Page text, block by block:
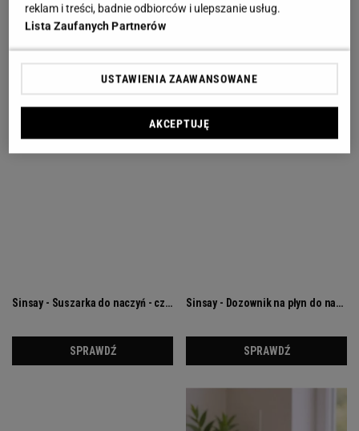
reklam i treści, badnie odbiorców i ulepszanie usług.
Lista Zaufanych Partnerów
USTAWIENIA ZAAWANSOWANE
AKCEPTUJĘ